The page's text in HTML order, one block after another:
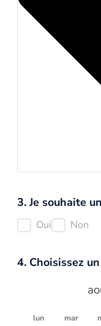
3. Je souhaite
Oui Non
4. Choisissez
lun mar